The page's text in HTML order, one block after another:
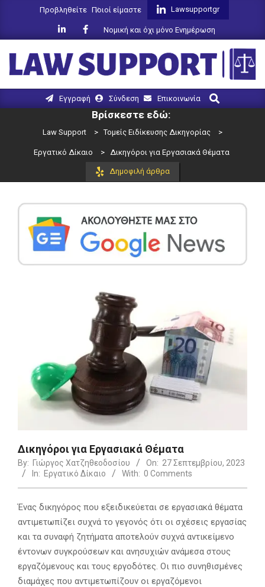
Προβληθείτε Ποιοί είμαστε Lawsupportgr
Νομική και όχι μόνο Ενημέρωση
LAW
SUPPORT
Navigation
Εγγραφή Σύνδεση Επικοινωνία
Search
Βρίσκεστε εδώ:
Law Support > Τομείς Ειδίκευσης Δικηγορίας >
Εργατικό Δίκαιο > Δικηγόροι για Εργασιακά Θέματα
Δημοφιλή άρθρα
Δικηγόροι για Εργασιακά Θέματα
By: Γιώργος Χατζηθεοδοσίου On: 27 Σεπτεμβρίου, 2023
In: Εργατικό Δίκαιο With: 0 Comments
Ένας δικηγόρος που εξειδικεύεται σε εργασιακά θέματα
αντιμετωπίζει συχνά το γεγονός ότι οι σχέσεις εργασίας
και τα συναφή ζητήματα αποτελούν συχνά αντικείμενο
έντονων συγκρούσεων και ανησυχιών ανάμεσα στους
εργαζόμενους και τους εργοδότες. Οι πιο συνηθισμένες
διαμάχες που αντιμετωπίζουν οι εργαζόμενοι